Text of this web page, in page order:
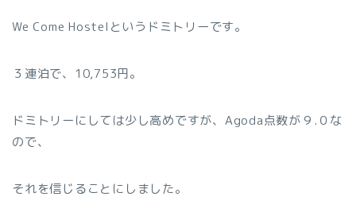
We Come Hostelというドミトリーです。
３連泊で、10,753円。
ドミトリーにしては少し高めですが、Agoda点数が９.０な
ので、
それを信じることにしました。